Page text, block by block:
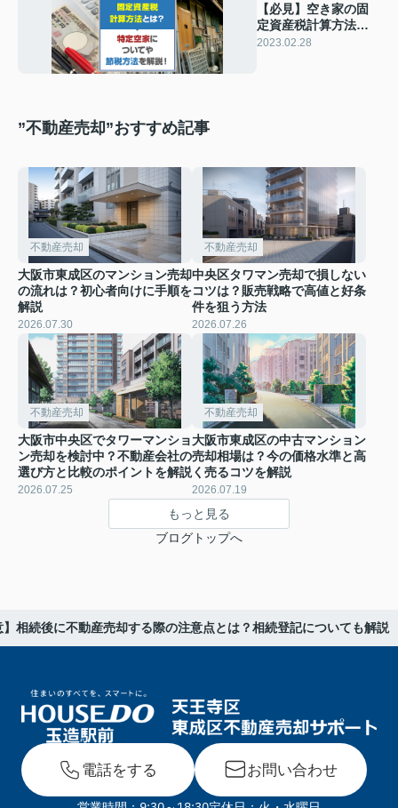
【必見】空き家の固
定資産税計算方法と
は？特定空家につい
2023.02.28
”不動産売却”おすすめ記事
不動産売却
大阪市東成区のマンション売却
の流れは？初心者向けに手順を
解説
2026.07.30
不動産売却
中央区タワマン売却で損しない
コツは？販売戦略で高値と好条
件を狙う方法
2026.07.26
不動産売却
大阪市中央区でタワーマンショ
ン売却を検討中？不動産会社の
選び方と比較のポイントを解説
2026.07.25
不動産売却
大阪市東成区の中古マンション
売却相場は？今の価格水準と高
く売るコツを解説
2026.07.19
もっと見る
ブログトップへ
】相続後に不動産売却する際の注意点とは？相続登記についても解説
電話をする お問い合わせ